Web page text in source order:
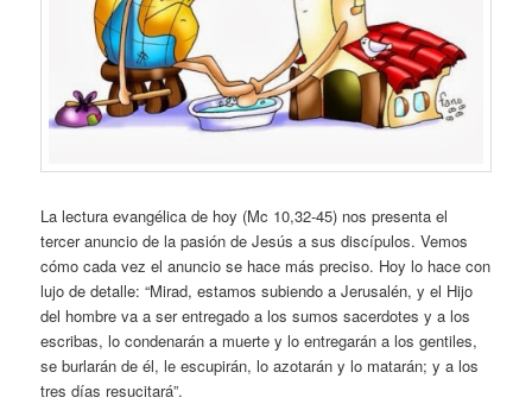
La lectura evangélica de hoy (Mc 10,32-45) nos presenta el
tercer anuncio de la pasión de Jesús a sus discípulos. Vemos
cómo cada vez el anuncio se hace más preciso. Hoy lo hace con
lujo de detalle: “Mirad, estamos subiendo a Jerusalén, y el Hijo
del hombre va a ser entregado a los sumos sacerdotes y a los
escribas, lo condenarán a muerte y lo entregarán a los gentiles,
se burlarán de él, le escupirán, lo azotarán y lo matarán; y a los
tres días resucitará”.